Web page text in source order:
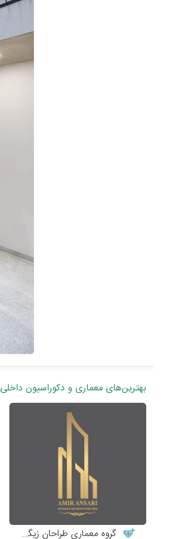
بهترین‌های معماری و دکوراسیون داخلی
گروه معماری طراحان زیگورات